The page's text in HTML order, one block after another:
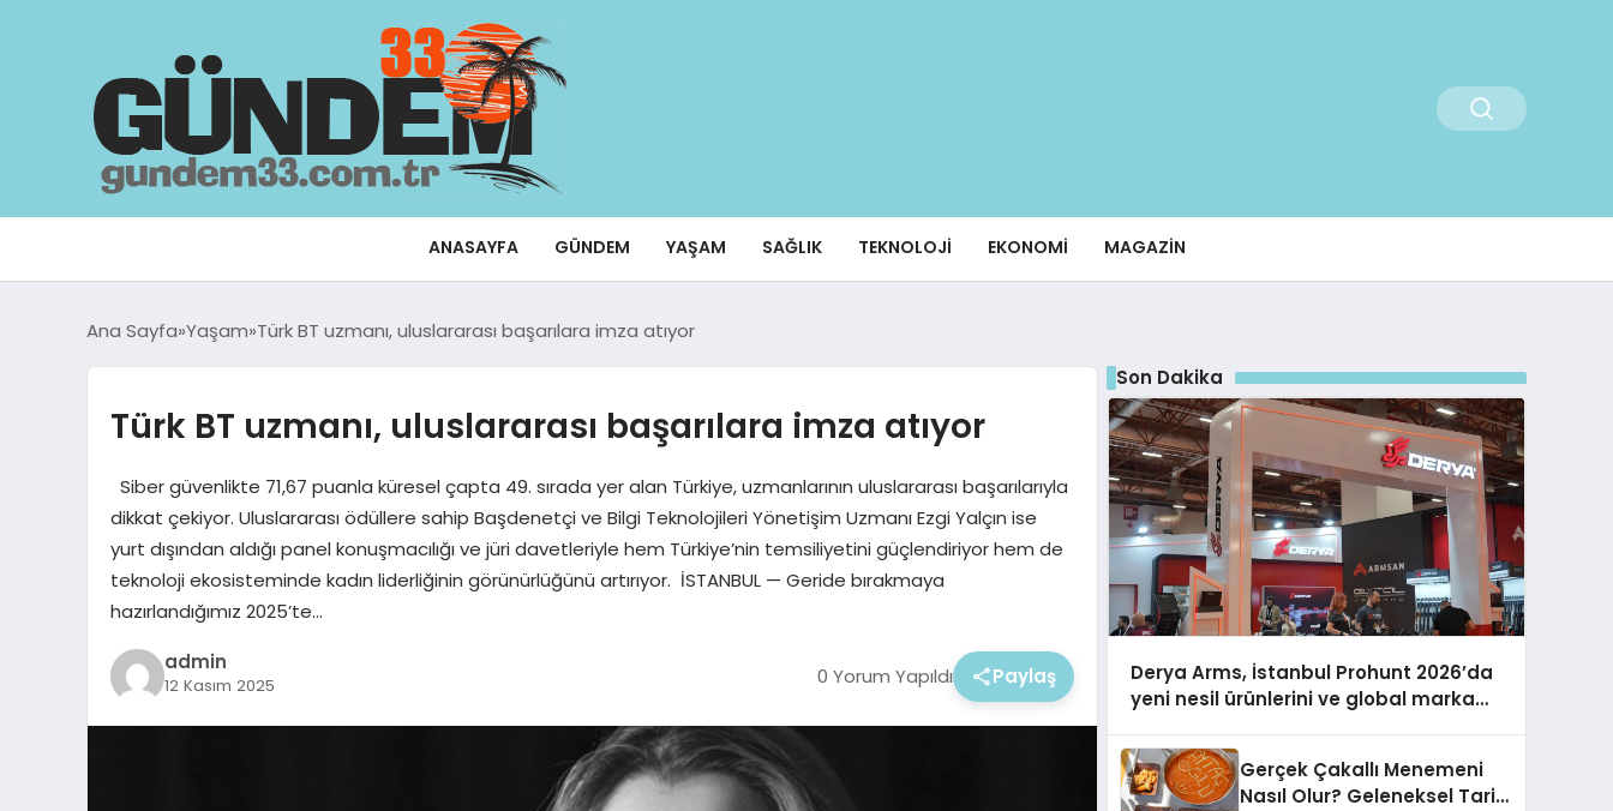
ANASAYFA GÜNDEM YAŞAM SAĞLIK TEKNOLOJI EKONOMI MAGAZIN
Ana Sayfa Yaşam Türk BT uzmanı, uluslararası başarılara imza atıyor
Türk BT uzmanı, uluslararası başarılara imza atıyor
Siber güvenlikte 71,67 puanla küresel çapta 49. sırada yer alan Türkiye, uzmanlarının uluslararası başarılarıyla
dikkat çekiyor. Uluslararası ödüllere sahip Başdenetçi ve Bilgi Teknolojileri Yönetişim Uzmanı Ezgi Yalçın ise
yurt dışından aldığı panel konuşmacılığı ve jüri davetleriyle hem Türkiye’nin temsiliyetini güçlendiriyor hem de
teknoloji ekosisteminde kadın liderliğinin görünürlüğünü artırıyor. İSTANBUL — Geride bırakmaya
hazırlandığımız 2025’te…
admin
12 Kasım 2025 0 Yorum Yapıldı Paylaş
Son Dakika
Derya Arms, İstanbul Prohunt 2026’da
yeni nesil ürünlerini ve global marka
Gerçek Çakallı Menemeni
Nasıl Olur? Geleneksel Tarif